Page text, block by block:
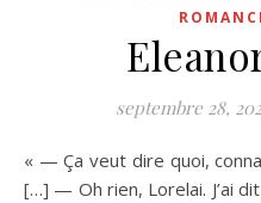
septembre 28,
« — Ça veut dire quoi,
[…] — Oh rien, Lorelai. J’ai